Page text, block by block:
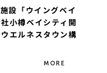
設「ウイングベイ
小樽ベイシティ開
エルネスタウン構
MORE